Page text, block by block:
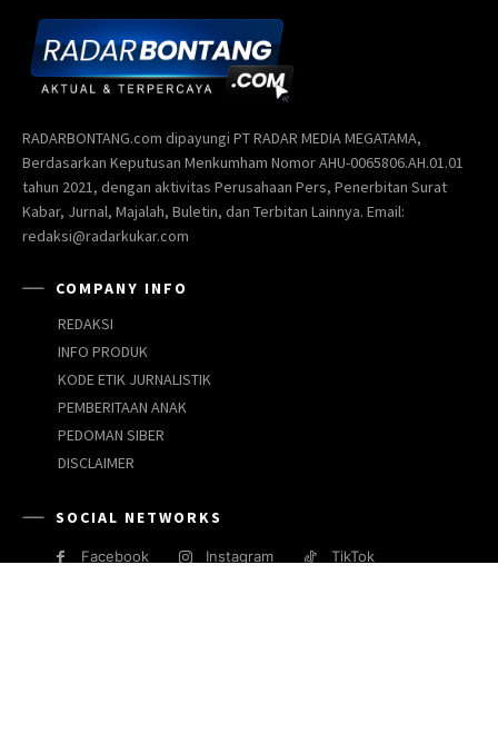
RADARBONTANG.com dipayungi PT RADAR MEDIA MEGATAMA,
Berdasarkan Keputusan Menkumham Nomor AHU-0065806.AH.01.01
tahun 2021, dengan aktivitas Perusahaan Pers, Penerbitan Surat
Kabar, Jurnal, Majalah, Buletin, dan Terbitan Lainnya. Email:
redaksi@radarkukar.com
COMPANY INFO
REDAKSI
INFO PRODUK
KODE ETIK JURNALISTIK
PEMBERITAAN ANAK
PEDOMAN SIBER
DISCLAIMER
SOCIAL NETWORKS
Facebook Instagram TikTok